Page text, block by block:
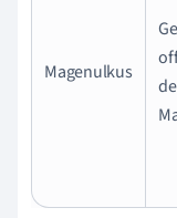
Magenulkus